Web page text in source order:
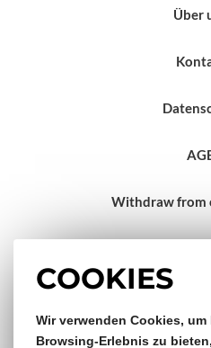
COOKIES
Wir verwenden Cookies,
Browsing-Erlebnis zu
Über
Withdraw from
Gratis